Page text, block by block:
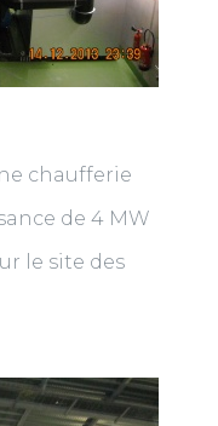
chaufferie
de 4 MW
le site des